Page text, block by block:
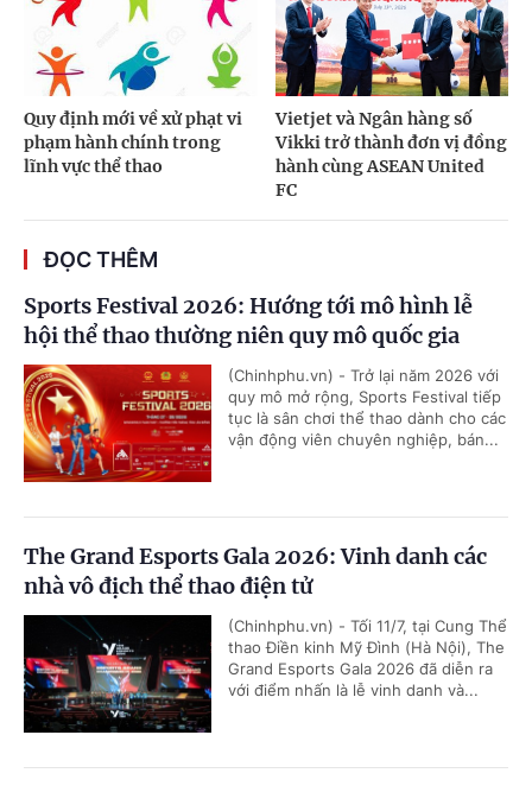
Quy định mới về xử phạt vi
phạm hành chính trong
lĩnh vực thể thao
Vietjet và Ngân hàng số
Vikki trở thành đơn vị đồng
hành cùng ASEAN United
FC
ĐỌC THÊM
Sports Festival 2026: Hướng tới mô hình lễ
hội thể thao thường niên quy mô quốc gia
(Chinhphu.vn) - Trở lại năm 2026 với
quy mô mở rộng, Sports Festival tiếp
tục là sân chơi thể thao dành cho các
vận động viên chuyên nghiệp, bán...
The Grand Esports Gala 2026: Vinh danh các
nhà vô địch thể thao điện tử
(Chinhphu.vn) - Tối 11/7, tại Cung Thể
thao Điền kinh Mỹ Đình (Hà Nội), The
Grand Esports Gala 2026 đã diễn ra
với điểm nhấn là lễ vinh danh và...